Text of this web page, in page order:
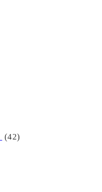
(42)